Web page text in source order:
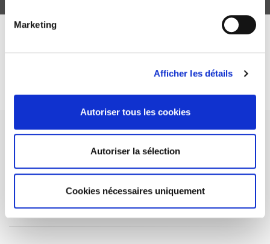
Marketing
Afficher les détails
Autoriser tous les cookies
Autoriser la sélection
Cookies nécessaires uniquement
Subscribe today
SCIENCES PO UNIVERSITY PRESS has a threefold role: to publish
original research, to edit reference works for student use, and to
help public and political debate.continue